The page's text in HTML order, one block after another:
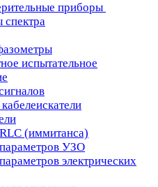
приборы
спектра
испытательное
(иммитанса)
УЗО
электрических